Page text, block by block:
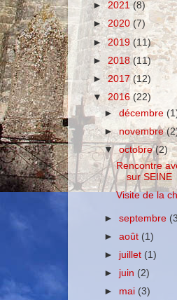
►2021(8)
►2020 (7)
►2019 (11)
► 2018(11)
►2017(12)
▼ 2016 (22)
►décembre
►novembre
▼octobre(2)
Rencontre
sur SEINE
Visite de la
►septembre
►août (1)
► juillet (1)
► juin (2)
► mai (3)